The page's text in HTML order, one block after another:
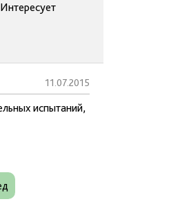
11.07.2015
испытаний,